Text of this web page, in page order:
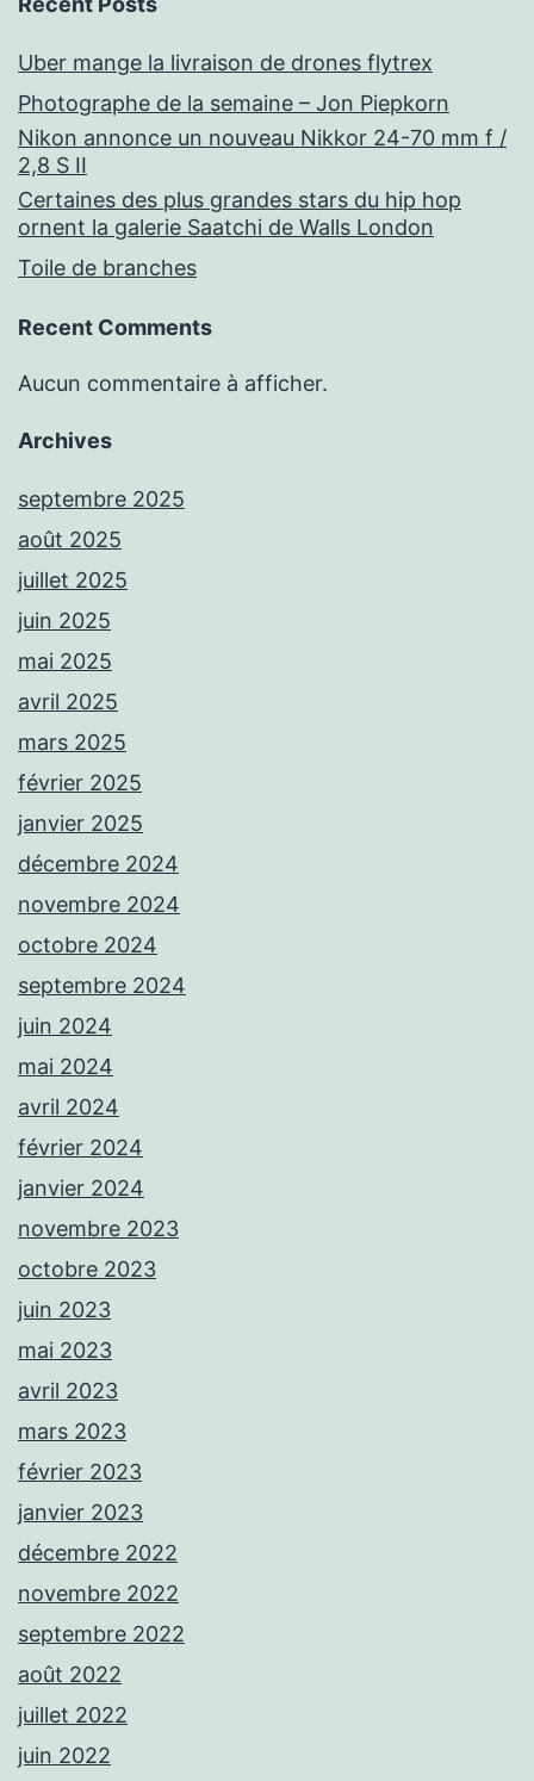
Uber mange la livraison de drones flytrex
Photographe de la semaine – Jon Piepkorn
Nikon annonce un nouveau Nikkor 24-70 mm f /
2,8 S II
Certaines des plus grandes stars du hip hop
ornent la galerie Saatchi de Walls London
Toile de branches
Recent Comments
Aucun commentaire à afficher.
Archives
septembre 2025
août 2025
juillet 2025
juin 2025
mai 2025
avril 2025
mars 2025
février 2025
janvier 2025
décembre 2024
novembre 2024
octobre 2024
septembre 2024
juin 2024
mai 2024
avril 2024
février 2024
janvier 2024
novembre 2023
octobre 2023
juin 2023
mai 2023
avril 2023
mars 2023
février 2023
janvier 2023
décembre 2022
novembre 2022
septembre 2022
août 2022
juillet 2022
juin 2022